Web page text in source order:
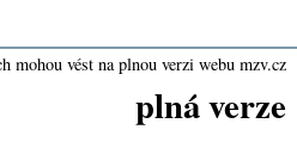
mohou vést na plnou verzi webu mzv.cz
plná verze